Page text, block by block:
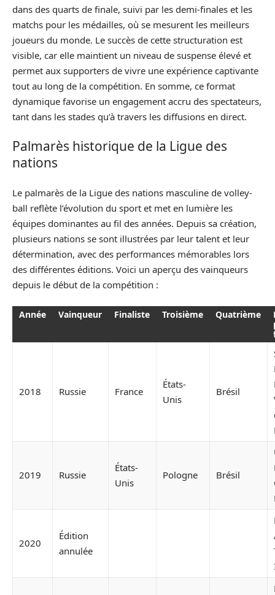
dans des quarts de finale, suivi par les demi-finales et les
matchs pour les médailles, où se mesurent les meilleurs
joueurs du monde. Le succès de cette structuration est
visible, car elle maintient un niveau de suspense élevé et
permet aux supporters de vivre une expérience captivante
tout au long de la compétition. En somme, ce format
dynamique favorise un engagement accru des spectateurs,
tant dans les stades qu’à travers les diffusions en direct.
Palmarès historique de la Ligue des
nations
Le palmarès de la Ligue des nations masculine de volley-
ball reflète l’évolution du sport et met en lumière les
équipes dominantes au fil des années. Depuis sa création,
plusieurs nations se sont illustrées par leur talent et leur
détermination, avec des performances mémorables lors
des différentes éditions. Voici un aperçu des vainqueurs
depuis le début de la compétition :
Année Vainqueur Finaliste Troisième Quatrième
2018 Russie France
États-
Unis
Brésil
2019 Russie
États-
Unis
Pologne Brésil
2020
Édition
annulée